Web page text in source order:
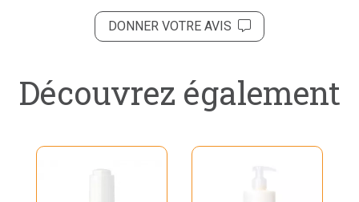
DONNER VOTRE AVIS
Découvrez également